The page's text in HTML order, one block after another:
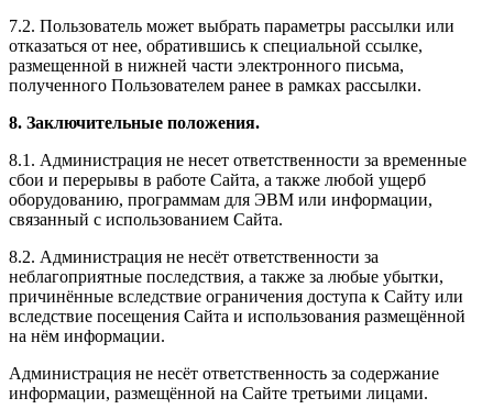
7.2. Пользователь может выбрать параметры рассылки или
отказаться от нее, обратившись к специальной ссылке,
размещенной в нижней части электронного письма,
полученного Пользователем ранее в рамках рассылки.
8. Заключительные положения.
8.1. Администрация не несет ответственности за временные
сбои и перерывы в работе Сайта, а также любой ущерб
оборудованию, программам для ЭВМ или информации,
связанный с использованием Сайта.
8.2. Администрация не несёт ответственности за
неблагоприятные последствия, а также за любые убытки,
причинённые вследствие ограничения доступа к Сайту или
вследствие посещения Сайта и использования размещённой
на нём информации.
Администрация не несёт ответственность за содержание
информации, размещённой на Сайте третьими лицами.